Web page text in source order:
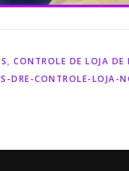
, CONTROLE DE LOJA DE
DRE-CONTROLE-LOJA-